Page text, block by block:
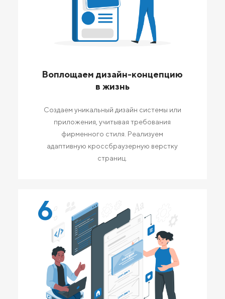
Воплощаем дизайн-концепцию
в жизнь
Создаем уникальный дизайн системы или
приложения, учитывая требования
фирменного стиля. Реализуем
адаптивную кроссбраузерную верстку
страниц.
6